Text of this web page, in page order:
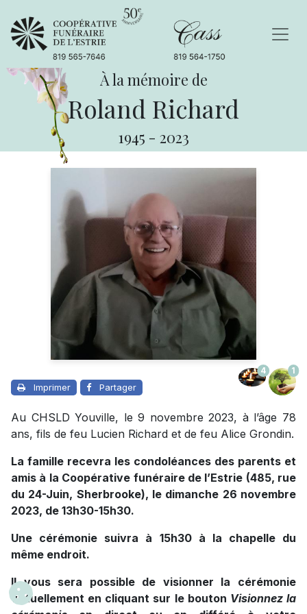
À la mémoire de
Roland Richard
1945 - 2023
Imprimer Partager
4 1
Au CHSLD Youville, le 9 novembre 2023, à l’âge 78
ans, fils de feu Lucien Richard et de feu Alice Grondin.
La famille recevra les condoléances des parents et
amis à la Coopérative funéraire de l’Estrie (485, rue
du 24-Juin, Sherbrooke), le dimanche 26 novembre
2023, de 13h30-15h30.
Une cérémonie suivra à 15h30 à la chapelle du
même endroit.
Il vous sera possible de visionner la cérémonie
virtuellement en cliquant sur le bouton Visionnez la